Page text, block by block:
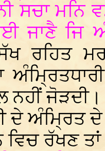
ਸਚਾ
ਜਾਣੈ ਜਿ
ਰਹਿਤ
ਜੋੜਦੀ।
ਦੇ ਅੰਮ੍ਰਿਤ
ਰੱਖਣ